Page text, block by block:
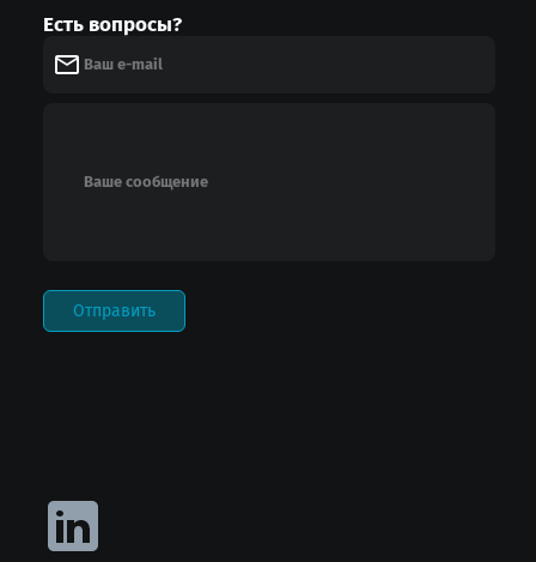
Есть вопросы?